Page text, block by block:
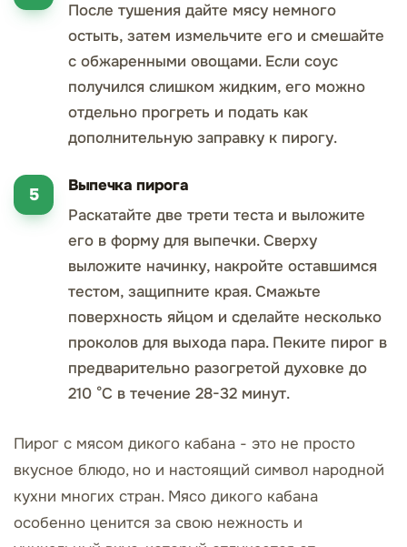
После тушения дайте мясу немного
остыть, затем измельчите его и смешайте
с обжаренными овощами. Если соус
получился слишком жидким, его можно
отдельно прогреть и подать как
дополнительную заправку к пирогу.
Выпечка пирога
Раскатайте две трети теста и выложите
его в форму для выпечки. Сверху
выложите начинку, накройте оставшимся
тестом, защипните края. Смажьте
поверхность яйцом и сделайте несколько
проколов для выхода пара. Пеките пирог в
предварительно разогретой духовке до
210 °С в течение 28-32 минут.
Пирог с мясом дикого кабана - это не просто
вкусное блюдо, но и настоящий символ народной
кухни многих стран. Мясо дикого кабана
особенно ценится за свою нежность и